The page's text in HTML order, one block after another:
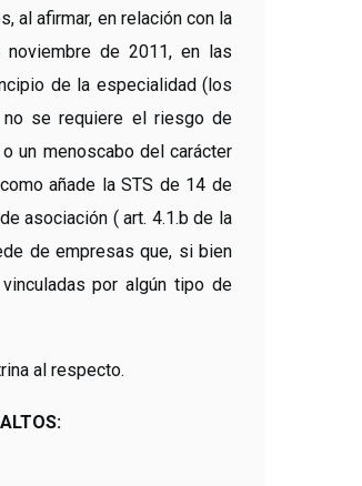
al afirmar, en relación con la
de 2011, en las
de la especialidad (los
se requiere el riesgo de
un menoscabo del carácter
añade la STS de 14 de
asociación ( art. 4.1.b de la
de empresas que, si bien
por algún tipo de
al respecto.